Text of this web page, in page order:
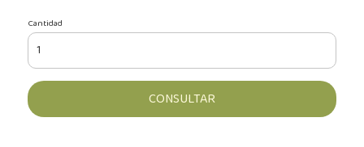
Cantidad
CONSULTAR